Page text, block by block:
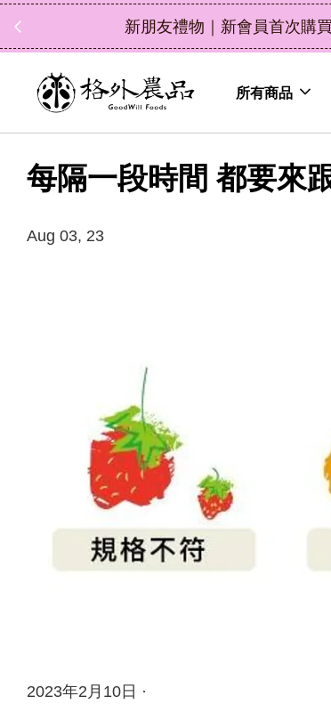
中秋禮盒
所有商品
每隔一段時間 都要來
Aug 03, 23
2023年2月10日 ·